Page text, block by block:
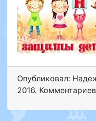
Опубликовал:
2016.